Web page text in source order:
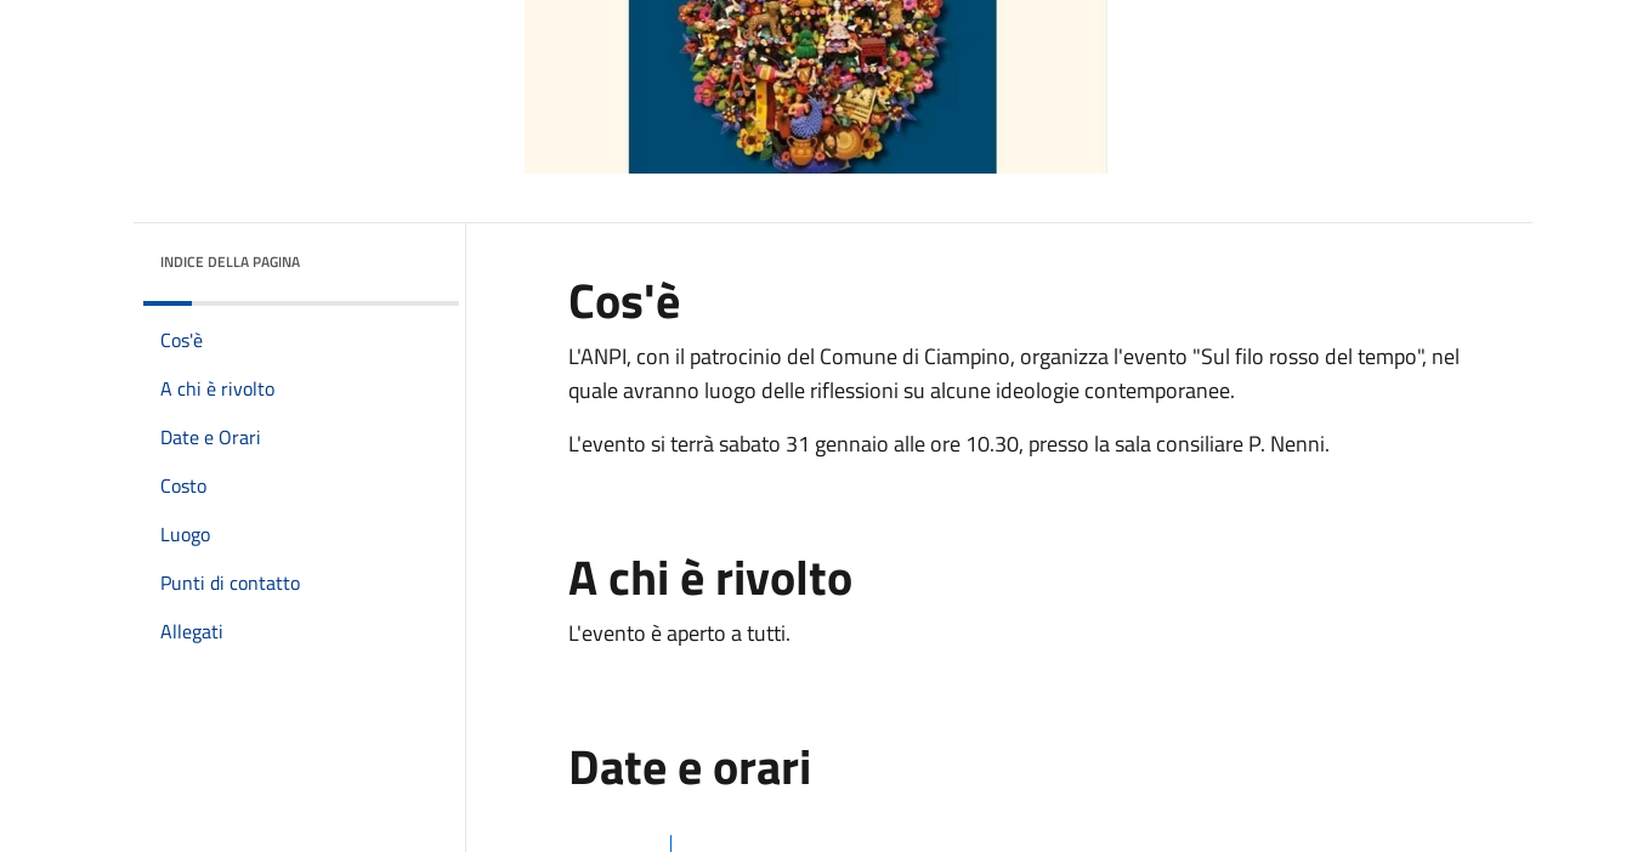
INDICE DELLA PAGINA
Cos'è
A chi è rivolto
Date e Orari
Costo
Luogo
Punti di contatto
Allegati
Cos'è
L'ANPI, con il patrocinio del Comune di Ciampino, organizza l'evento "Sul filo rosso del tempo", nel
quale avranno luogo delle riflessioni su alcune ideologie contemporanee.
L'evento si terrà sabato 31 gennaio alle ore 10.30, presso la sala consiliare P. Nenni.
A chi è rivolto
L'evento è aperto a tutti.
Date e orari